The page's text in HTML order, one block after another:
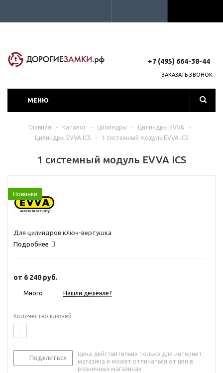
+7 (495) 664-38-44
ЗАКАЗАТЬ ЗВОНОК
МЕНЮ
Главная - Каталог - Цилиндры - Цилиндры EVVA
-
Цилиндры EVVA ICS
- 1 системный модуль EVVA ICS
1 системный модуль EVVA ICS
Новинки
Для цилиндров ключ-вертушка
Подробнее
от 6 240 руб.
Много Нашли дешевле?
Количество ключей
-
Поделиться
Цена действительна только для интернет-
магазина и может отличаться от цен в
розничных магазинах